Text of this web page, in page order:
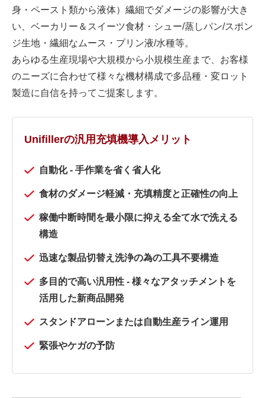
身・ペースト類から液体）繊細でダメージの影響が大き
い、ベーカリー＆スイーツ食材・シュー/蒸しパン/スポン
ジ生地・繊細なムース・プリン液/水種等。
あらゆる生産現場や大規模から小規模生産まで、お客様
のニーズに合わせて様々な機材構成で多品種・変ロット
製造に自信を持ってご提案します。
Unifillerの汎用充填機導入メリット
自動化 - 手作業を省く省人化
食材のダメージ軽減・充填精度と正確性の向上
稼働中断時間を最小限に抑える全て水で洗える
構造
迅速な製品切替え洗浄の為の工具不要構造
多目的で高い汎用性 - 様々なアタッチメントを
活用した新商品開発
スタンドアローンまたは自動生産ライン運用
緊張やケガの予防